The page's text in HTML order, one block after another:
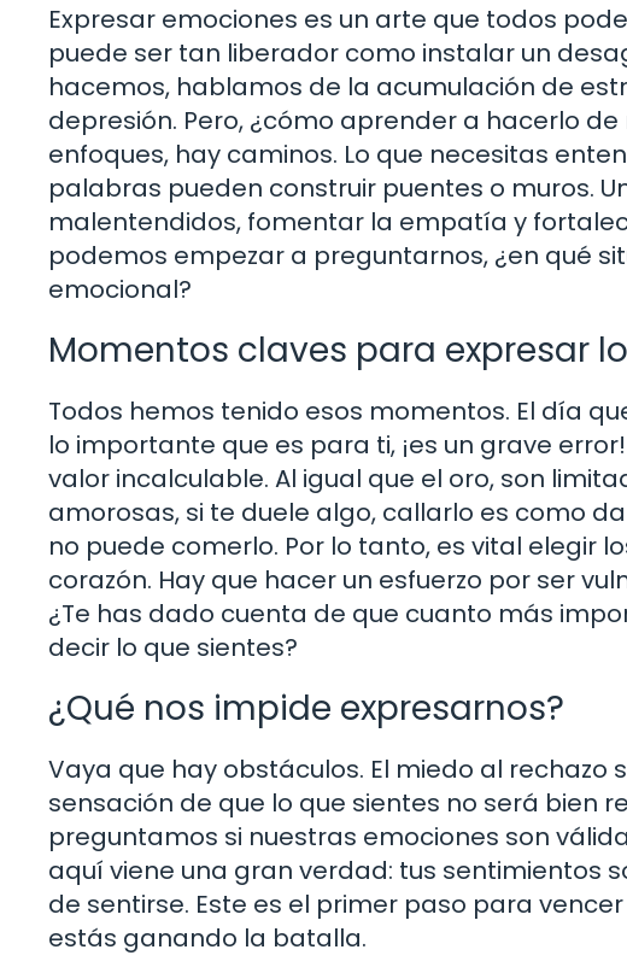
Expresar emociones es un arte que todos
puede ser tan liberador como instalar un
hacemos, hablamos de la acumulación de
depresión. Pero, ¿cómo aprender a hacerlo
enfoques, hay caminos. Lo que necesitas
palabras pueden construir puentes o muros.
malentendidos, fomentar la empatía y
podemos empezar a preguntarnos, ¿en qué
emocional?
Momentos claves para expresar
Todos hemos tenido esos momentos. El día
lo importante que es para ti, ¡es un grave
valor incalculable. Al igual que el oro, son
amorosas, si te duele algo, callarlo es como
no puede comerlo. Por lo tanto, es vital elegir
corazón. Hay que hacer un esfuerzo por ser
¿Te has dado cuenta de que cuanto más
decir lo que sientes?
¿Qué nos impide expresarnos?
Vaya que hay obstáculos. El miedo al rechazo
sensación de que lo que sientes no será bien
preguntamos si nuestras emociones son
aquí viene una gran verdad: tus sentimientos
de sentirse. Este es el primer paso para
estás ganando la batalla.